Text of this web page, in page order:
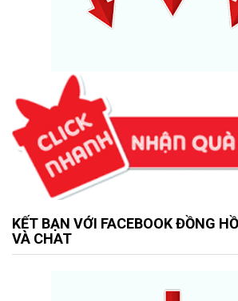
KẾT BẠN VỚI FACEBOOK ĐỒNG
VÀ CHAT